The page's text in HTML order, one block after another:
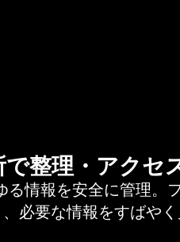
整理・アクセ
る情報を安全に管理。
必要な情報をすばやく